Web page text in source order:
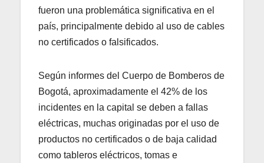
fueron una problemática significativa en el
país, principalmente debido al uso de cables
no certificados o falsificados.
Según informes del Cuerpo de Bomberos de
Bogotá, aproximadamente el 42% de los
incidentes en la capital se deben a fallas
eléctricas, muchas originadas por el uso de
productos no certificados o de baja calidad
como tableros eléctricos, tomas e